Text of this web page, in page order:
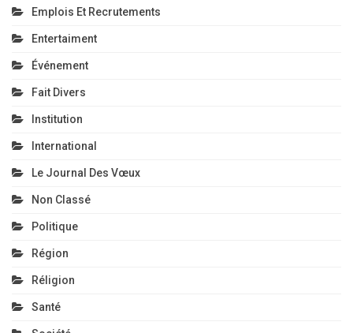
Emplois Et Recrutements
Entertaiment
Événement
Fait Divers
Institution
International
Le Journal Des Vœux
Non Classé
Politique
Région
Réligion
Santé